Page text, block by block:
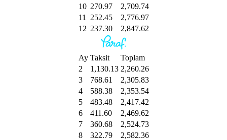
10 270.97
2,709.74
11
252.45
2,776.97
12 237.30 2,847.62
Ay Taksit
Toplam
2
1,130.13 2,260.26
3
768.61
2,305.83
4
588.38
2,353.54
5
483.48
2,417.42
6
411.60
2,469.62
7
360.68
2,524.73
8
322.79
2,582.36